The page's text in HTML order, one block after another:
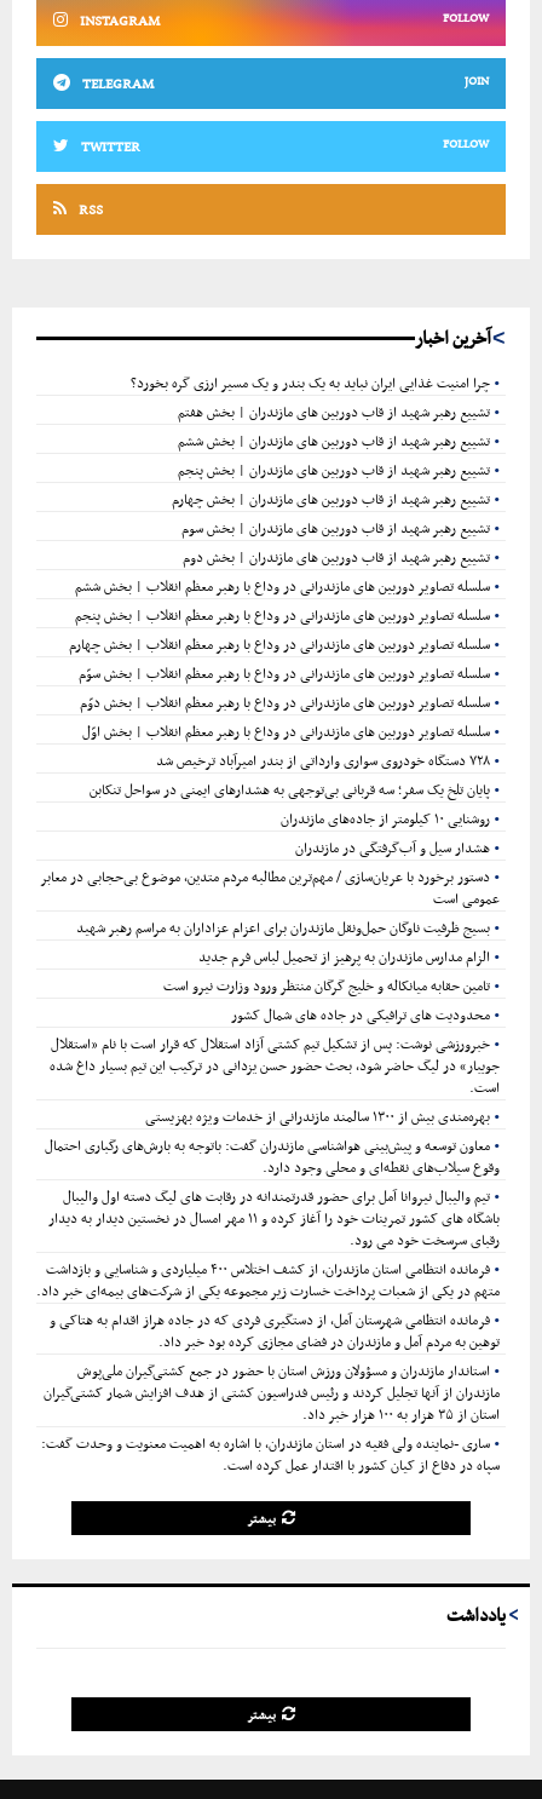
INSTAGRAM FOLLOW
TELEGRAM JOIN
TWITTER FOLLOW
RSS
آخرین اخبار
چرا امنیت غذایی ایران نباید به یک بندر و یک مسیر ارزی گره بخورد؟
تشییع رهبر شهید از قاب دوربین های مازندران | بخش هفتم
تشییع رهبر شهید از قاب دوربین های مازندران | بخش ششم
تشییع رهبر شهید از قاب دوربین های مازندران | بخش پنجم
تشییع رهبر شهید از قاب دوربین های مازندران | بخش چهارم
تشییع رهبر شهید از قاب دوربین های مازندران | بخش سوم
تشییع رهبر شهید از قاب دوربین های مازندران | بخش دوم
سلسله تصاویر دوربین های مازندرانی در وداع با رهبر معظم انقلاب | بخش ششم
سلسله تصاویر دوربین های مازندرانی در وداع با رهبر معظم انقلاب | بخش پنجم
سلسله تصاویر دوربین های مازندرانی در وداع با رهبر معظم انقلاب | بخش چهارم
سلسله تصاویر دوربین های مازندرانی در وداع با رهبر معظم انقلاب | بخش سوّم
سلسله تصاویر دوربین های مازندرانی در وداع با رهبر معظم انقلاب | بخش دوّم
سلسله تصاویر دوربین های مازندرانی در وداع با رهبر معظم انقلاب | بخش اوّل
۷۲۸ دستگاه خودروی سواری وارداتی از بندر امیرآباد ترخیص شد
پایان تلخ یک سفر؛ سه قربانی بی‌توجهی به هشدارهای ایمنی در سواحل تنکابن
روشنایی ۱۰ کیلومتر از جاده‌های مازندران
هشدار سیل و آب‌گرفتگی در مازندران
دستور برخورد با عریان‌سازی / مهم‌ترین مطالبه مردم متدین، موضوع بی‌حجابی در معابر
عمومی است
بسیج ظرفیت ناوگان حمل‌ونقل مازندران برای اعزام عزاداران به مراسم رهبر شهید
الزام مدارس مازندران به پرهیز از تحمیل لباس فرم جدید
تامین حقابه میانکاله و خلیج گرگان منتظر ورود وزارت نیرو است
محدودیت های ترافیکی در جاده های شمال کشور
خبرورزشی نوشت: پس از تشکیل تیم کشتی آزاد استقلال که قرار است با نام «استقلال
جویبار» در لیگ حاضر شود، بحث حضور حسن یزدانی در ترکیب این تیم بسیار داغ شده
است.
بهره‌مندی بیش از ۱۳۰۰ سالمند مازندرانی از خدمات ویژه بهزیستی
معاون توسعه و پیش‌بینی هواشناسی مازندران گفت: باتوجه به بارش‌های رگباری احتمال
وقوع سیلاب‌های نقطه‌ای و محلی وجود دارد.
تیم والیبال نیروانا آمل برای حضور قدرتمندانه در رقابت های لیگ دسته اول والیبال
باشگاه های کشور تمرینات خود را آغاز کرده و ۱۱ مهر امسال در نخستین دیدار به دیدار
رقبای سرسخت خود می رود.
فرمانده انتظامی استان مازندران، از کشف اختلاس ۴۰۰ میلیاردی و شناسایی و بازداشت
متهم در یکی از شعبات پرداخت خسارت زیر مجموعه یکی از شرکت‌های بیمه‌ای خبر داد.
فرمانده انتظامی شهرستان آمل، از دستگیری فردی که در جاده هراز اقدام به هتاکی و
توهین به مردم آمل و مازندران در فضای مجازی کرده بود خبر داد.
استاندار مازندران و مسؤولان ورزش استان با حضور در جمع کشتی‌گیران ملی‌پوش
مازندران از آنها تجلیل کردند و رئیس فدراسیون کشتی از هدف افزایش شمار کشتی‌گیران
استان از ۳۵ هزار به ۱۰۰ هزار خبر داد.
ساری -نماینده ولی فقیه در استان مازندران، با اشاره به اهمیت معنویت و وحدت گفت:
سپاه در دفاع از کیان کشور با اقتدار عمل کرده است.
بیشتر
یادداشت
بیشتر